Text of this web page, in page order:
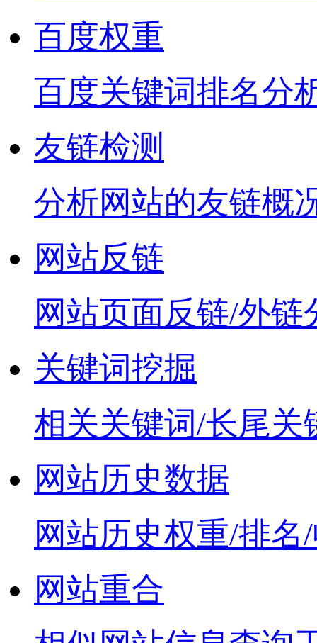
百度权重
百度关键词排名分
友链检测
分析网站的友链概
网站反链
网站页面反链/外链
关键词挖掘
相关关键词/长尾关
网站历史数据
网站历史权重/排名
网站重合